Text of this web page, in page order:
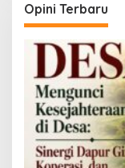
Opini Terbaru